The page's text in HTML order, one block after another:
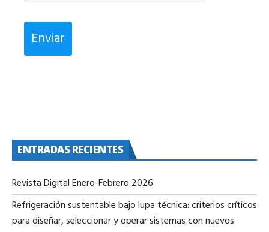
Enviar
ENTRADAS RECIENTES
Revista Digital Enero-Febrero 2026
Refrigeración sustentable bajo lupa técnica: criterios críticos
para diseñar, seleccionar y operar sistemas con nuevos